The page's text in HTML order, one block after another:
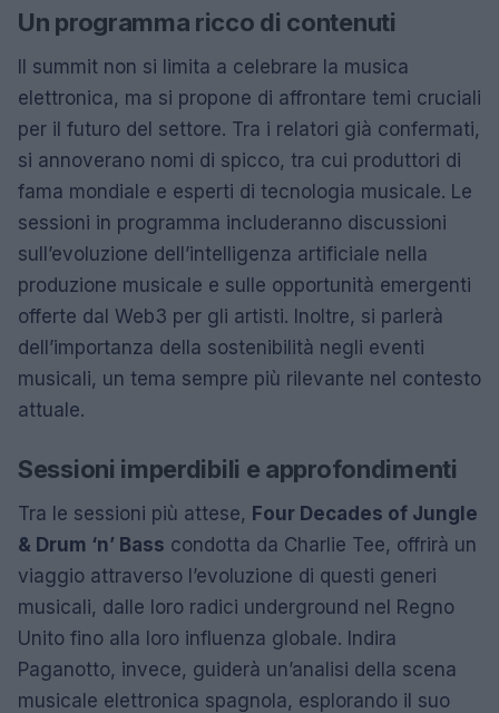
Un programma ricco di contenuti
Il summit non si limita a celebrare la musica
elettronica, ma si propone di affrontare temi cruciali
per il futuro del settore. Tra i relatori già confermati,
si annoverano nomi di spicco, tra cui produttori di
fama mondiale e esperti di tecnologia musicale. Le
sessioni in programma includeranno discussioni
sull’evoluzione dell’intelligenza artificiale nella
produzione musicale e sulle opportunità emergenti
offerte dal Web3 per gli artisti. Inoltre, si parlerà
dell’importanza della sostenibilità negli eventi
musicali, un tema sempre più rilevante nel contesto
attuale.
Sessioni imperdibili e approfondimenti
Tra le sessioni più attese, Four Decades of Jungle
& Drum ‘n’ Bass condotta da Charlie Tee, offrirà un
viaggio attraverso l’evoluzione di questi generi
musicali, dalle loro radici underground nel Regno
Unito fino alla loro influenza globale. Indira
Paganotto, invece, guiderà un’analisi della scena
musicale elettronica spagnola, esplorando il suo